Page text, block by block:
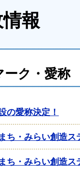
報
ーク・愛称
の愛称決定！
ち・みらい創造ス
ち・みらい創造